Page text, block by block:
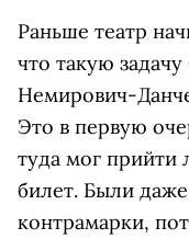
Раньше театр
что такую
Немирович-
Это в первую
туда мог прийти
билет. Были
контрамарки,